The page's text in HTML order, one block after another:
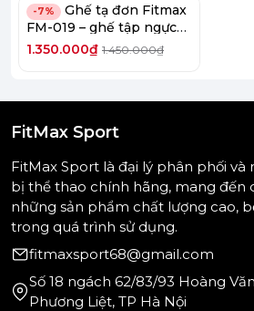
Hãng sản
Xuki Sport
Khung sườn
Kích thước
Trọng lượng
giàn
18 kg
Yên ghế
Đệm dày 5 cm, bọc
Phiên bản
Xô cong, xô thẳng
Bảo hành
12 tháng
Giá bán
1.850.000đ
-7% Ghế tạ đơn Fitmax
FM-019 – ghế tập ngực
chắc chắn cho phòng
gym tại nhà
1.350.000₫ 1.450.000₫
FitMax Sport
FitMax Sport là đại lý phân phối
bị thể thao chính hãng, mang đến
những sản phẩm chất lượng cao,
trong quá trình sử dụng.
fitmaxsport68@gmail.com
Số 18 ngách 62/83/93 Hoàng
Phương Liệt, TP Hà Nội